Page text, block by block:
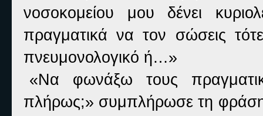
νοσοκομείου μου δένει
πραγματικά να τον σώσεις
πνευμονολογικό ή…»
«Να φωνάξω τους
πλήρως;» συμπλήρωσε τη φράση